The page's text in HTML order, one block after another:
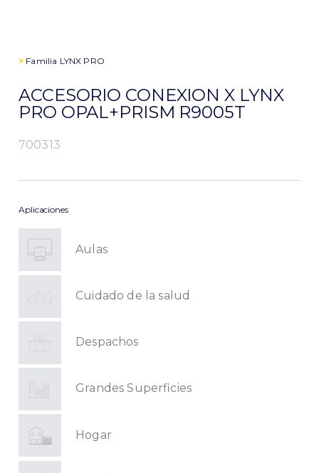
> Familia LYNX PRO
ACCESORIO CONEXION X LYNX
PRO OPAL+PRISM R9005T
700313
Aplicaciones
Aulas
Cuidado de la salud
Despachos
Grandes Superficies
Hogar